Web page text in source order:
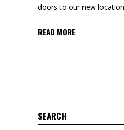
doors to our new
READ MORE
Search
for: